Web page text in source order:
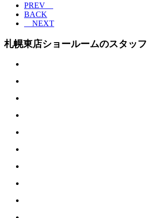
PREV
BACK
NEXT
札幌東店ショールームのスタッフ